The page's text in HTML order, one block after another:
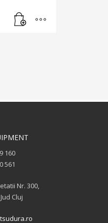
160
561
Nr. 300,
Cluj